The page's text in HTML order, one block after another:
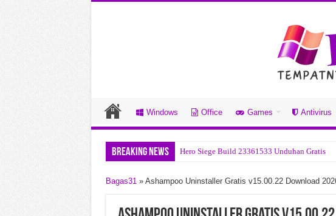
Windows Office Games Antivirus
Breaking News Hero Siege Build 23361533 Unduhan Gratis
Bandizip Professional v7.45 Unduhan Gratis
Bagas31» Ashampoo Uninstaller Gratis v15.00.22 Download